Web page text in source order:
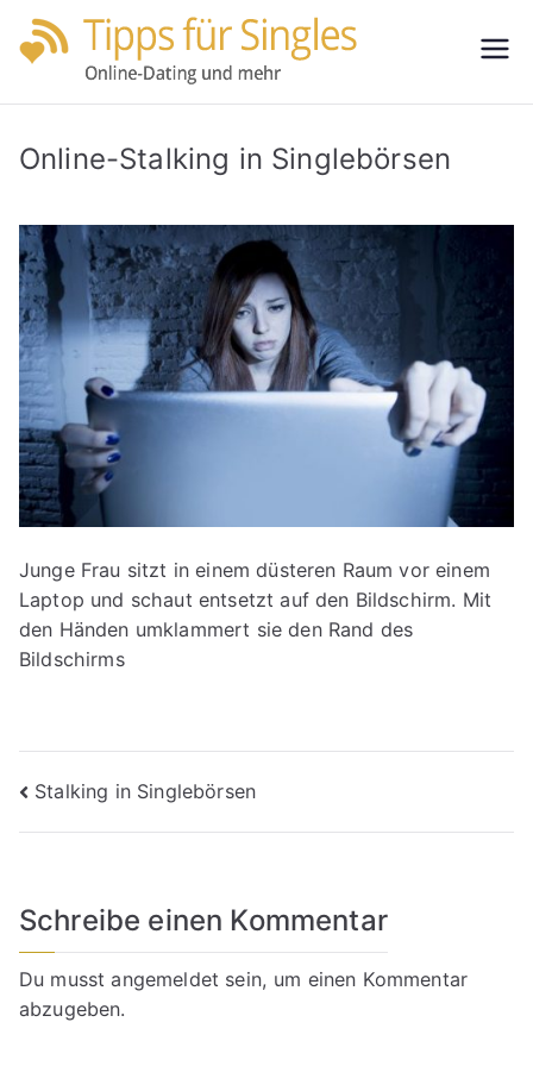
Zum
Inhalt
für
s
Online-Stalking in Singlebörsen
Junge Frau sitzt in einem düsteren Raum vor einem
Laptop und schaut entsetzt auf den Bildschirm. Mit
den Händen umklammert sie den Rand des
Bildschirms
Beitragsnavigation
Stalking in Singlebörsen
Schreibe einen Kommentar
Du musstangemeldet sein, um einen Kommentar
abzugeben.